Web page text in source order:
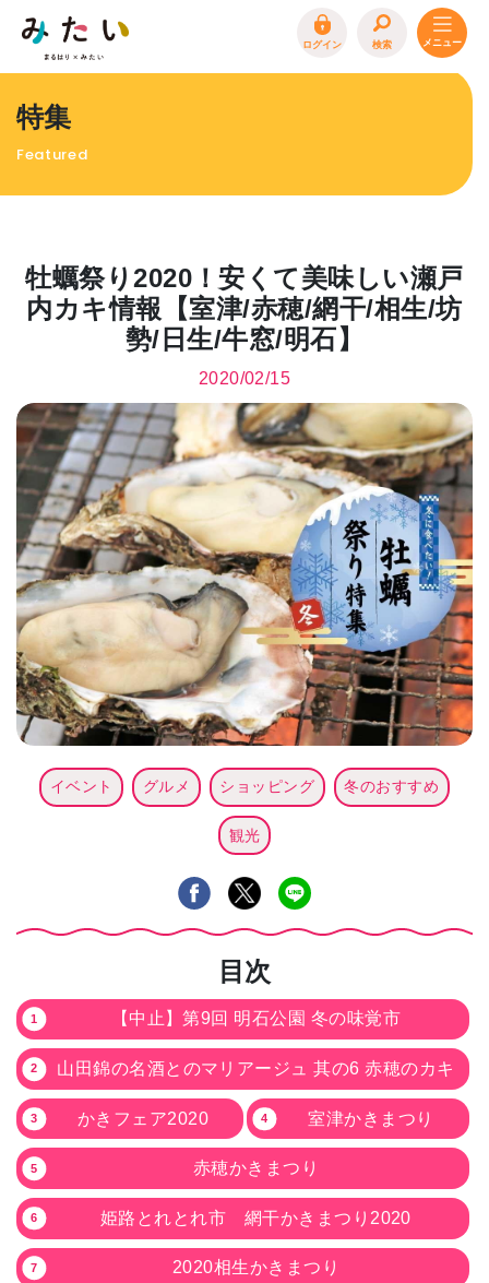
ログイン 検索
特集
エリア特集
まるはり×みたい お問合わせ イベント情報募集
プライバシーポリシー
FAQ
特集
Featured
牡蠣祭り2020！安くて美味しい瀬戸
内カキ情報【室津/赤穂/網干/相生/坊
勢/日生/牛窓/明石】
2020/02/15
イベント グルメ ショッピング 冬のおすすめ
観光
目次
【中止】第9回 明石公園 冬の味覚市
山田錦の名酒とのマリアージュ 其の6 赤穂のカキ
かきフェア2020 室津かきまつり
赤穂かきまつり
姫路とれとれ市 網干かきまつり2020
2020相生かきまつり